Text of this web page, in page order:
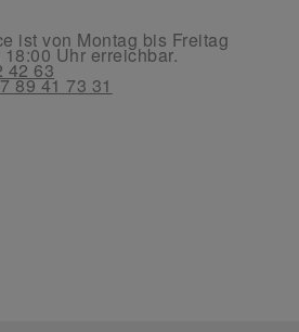
ist von Montag bis Freitag
Uhr erreichbar.
42 63
89 41 73 31